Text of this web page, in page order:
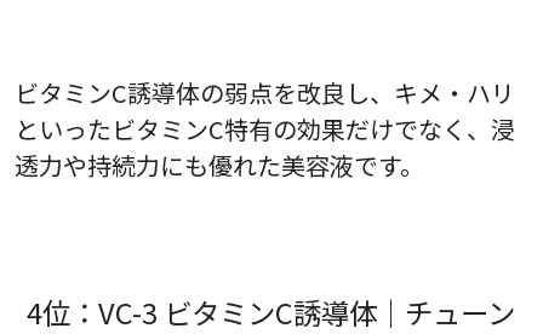
ビタミンC誘導体の弱点を改良し、キメ・ハリ
といったビタミンC特有の効果だけでなく、浸
透力や持続力にも優れた美容液です。
4位：VC-3 ビタミンC誘導体｜チューン